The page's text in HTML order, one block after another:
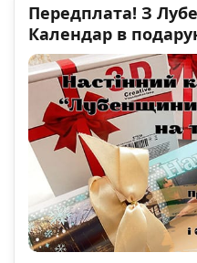
Передплата! З
Календар в